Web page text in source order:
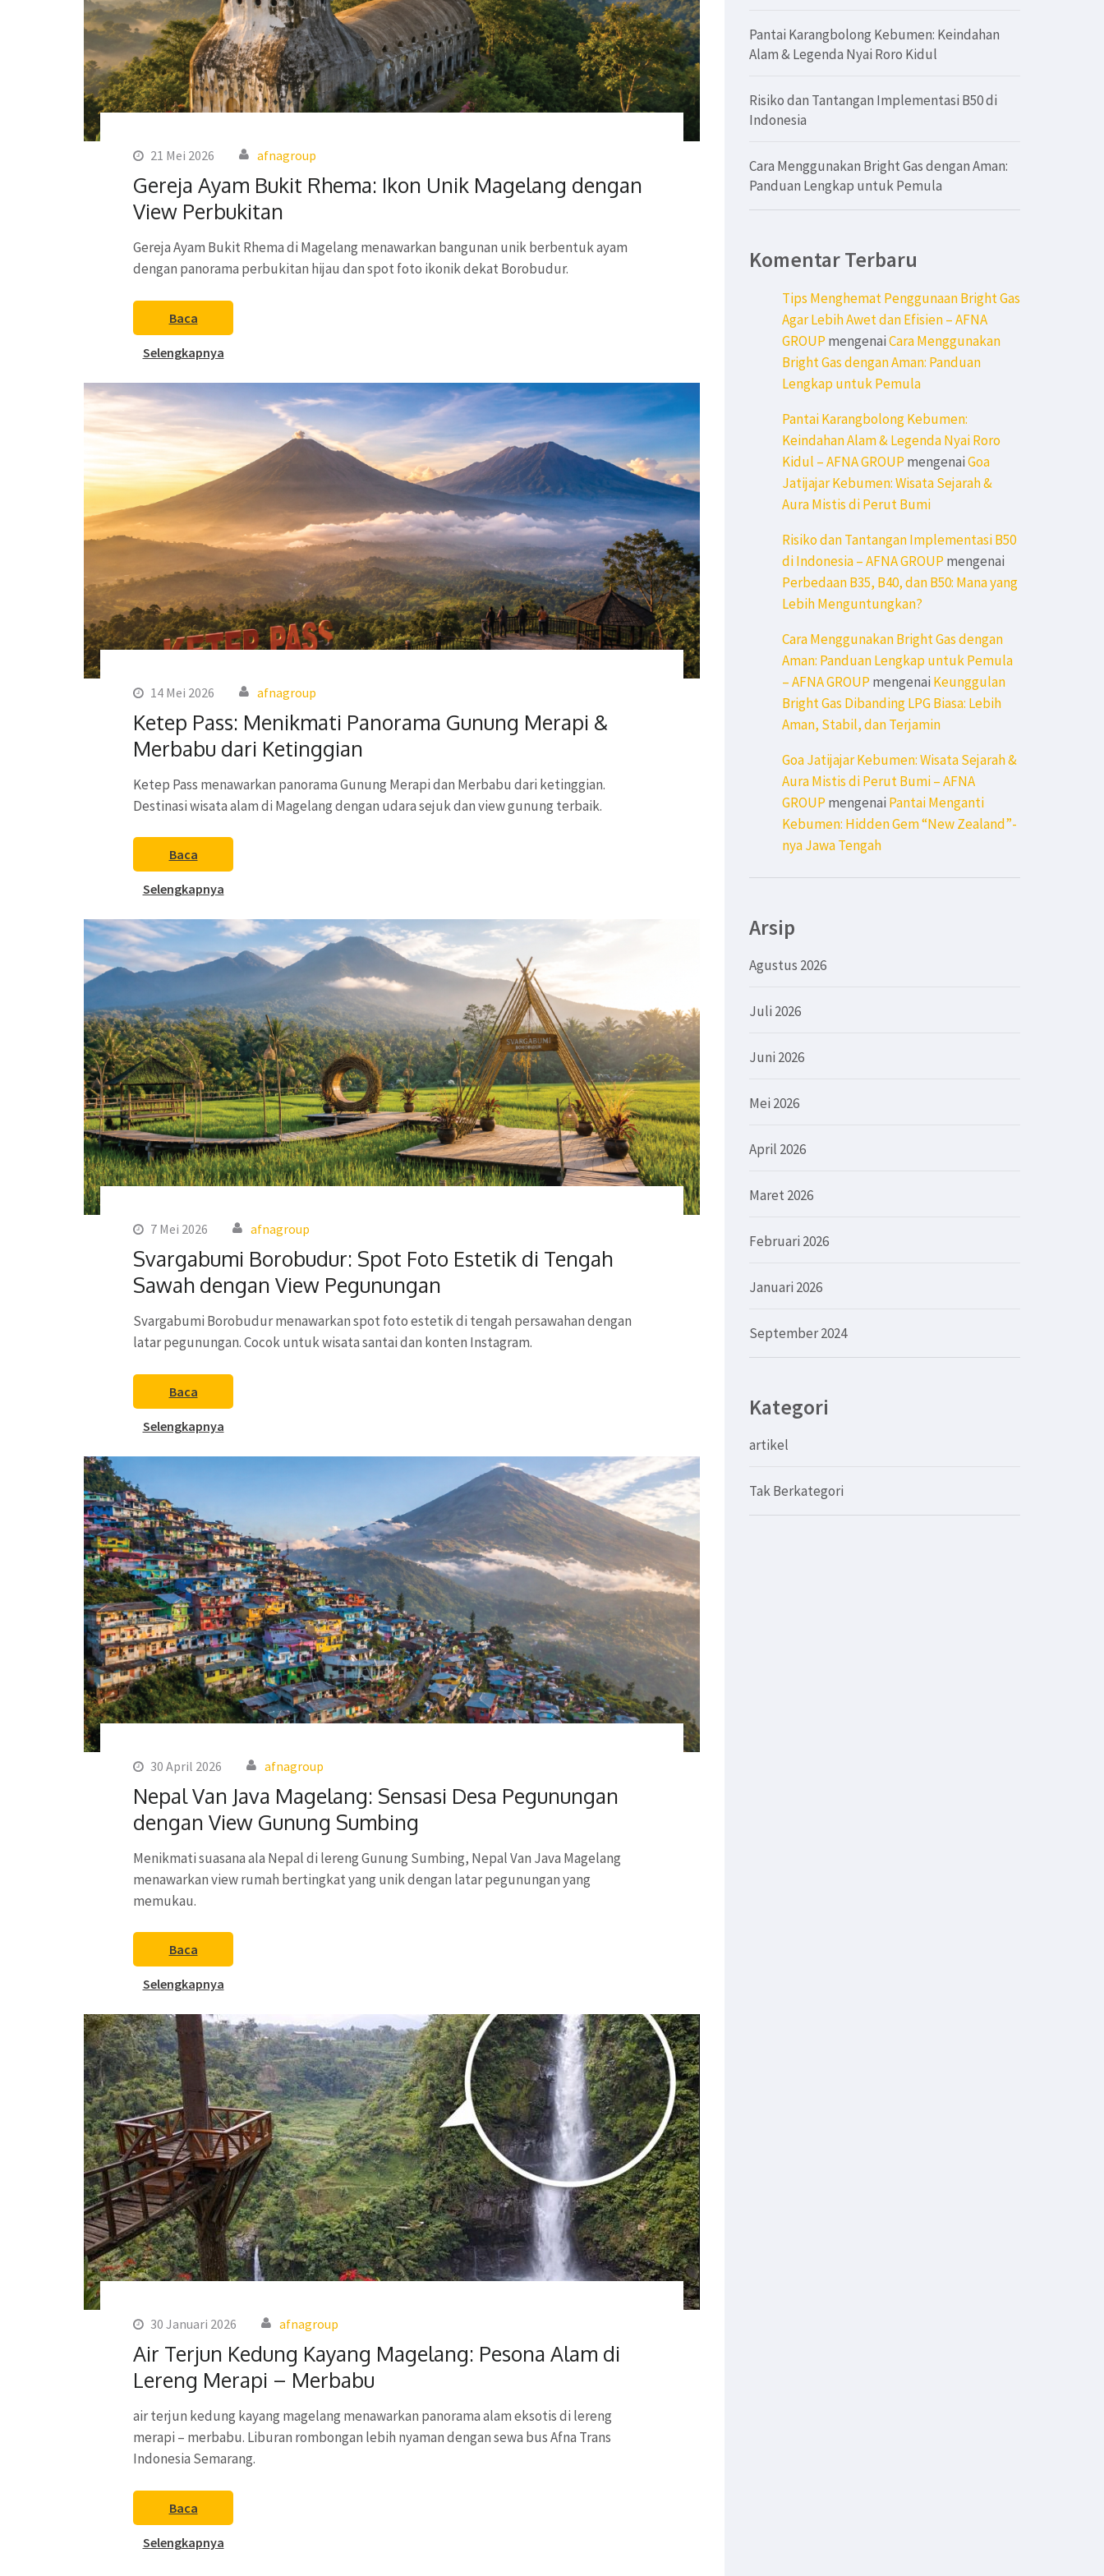
21 Mei 2026 afnagroup
Gereja Ayam Bukit Rhema: Ikon Unik Magelang dengan
View Perbukitan
Gereja Ayam Bukit Rhema di Magelang menawarkan bangunan unik berbentuk ayam
dengan panorama perbukitan hijau dan spot foto ikonik dekat Borobudur.
Baca
Selengkapnya
14 Mei 2026 afnagroup
Ketep Pass: Menikmati Panorama Gunung Merapi &
Merbabu dari Ketinggian
Ketep Pass menawarkan panorama Gunung Merapi dan Merbabu dari ketinggian.
Destinasi wisata alam di Magelang dengan udara sejuk dan view gunung terbaik.
Baca
Selengkapnya
7 Mei 2026 afnagroup
Svargabumi Borobudur: Spot Foto Estetik di Tengah
Sawah dengan View Pegunungan
Svargabumi Borobudur menawarkan spot foto estetik di tengah persawahan dengan
latar pegunungan. Cocok untuk wisata santai dan konten Instagram.
Baca
Selengkapnya
30 April 2026 afnagroup
Nepal Van Java Magelang: Sensasi Desa Pegunungan
dengan View Gunung Sumbing
Menikmati suasana ala Nepal di lereng Gunung Sumbing, Nepal Van Java Magelang
menawarkan view rumah bertingkat yang unik dengan latar pegunungan yang
memukau.
Baca
Selengkapnya
30 Januari 2026 afnagroup
Air Terjun Kedung Kayang Magelang: Pesona Alam di
Lereng Merapi – Merbabu
air terjun kedung kayang magelang menawarkan panorama alam eksotis di lereng
merapi – merbabu. Liburan rombongan lebih nyaman dengan sewa bus Afna Trans
Indonesia Semarang.
Baca
Selengkapnya
Pantai Karangbolong Kebumen: Keindahan
Alam & Legenda Nyai Roro Kidul
Risiko dan Tantangan Implementasi B50 di
Indonesia
Cara Menggunakan Bright Gas dengan Aman:
Panduan Lengkap untuk Pemula
Komentar Terbaru
Tips Menghemat Penggunaan Bright Gas
Agar Lebih Awet dan Efisien – AFNA
GROUPmengenaiCara Menggunakan
Bright Gas dengan Aman: Panduan
Lengkap untuk Pemula
Pantai Karangbolong Kebumen:
Keindahan Alam & Legenda Nyai Roro
Kidul – AFNA GROUPmengenaiGoa
Jatijajar Kebumen: Wisata Sejarah &
Aura Mistis di Perut Bumi
Risiko dan Tantangan Implementasi B50
di Indonesia – AFNA GROUPmengenai
Perbedaan B35, B40, dan B50: Mana yang
Lebih Menguntungkan?
Cara Menggunakan Bright Gas dengan
Aman: Panduan Lengkap untuk Pemula
– AFNA GROUPmengenai Keunggulan
Bright Gas Dibanding LPG Biasa: Lebih
Aman, Stabil, dan Terjamin
Goa Jatijajar Kebumen: Wisata Sejarah &
Aura Mistis di Perut Bumi – AFNA
GROUPmengenai Pantai Menganti
Kebumen: Hidden Gem “New Zealand”-
nya Jawa Tengah
Arsip
Agustus 2026
Juli 2026
Juni 2026
Mei 2026
April 2026
Maret 2026
Februari 2026
Januari 2026
September 2024
Kategori
artikel
Tak Berkategori